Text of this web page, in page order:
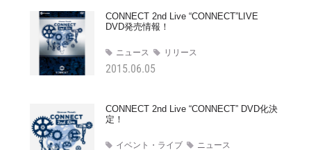
2015.06.05
CONNECT 2nd Live “CONNECT”LIVE
DVD発売情報！
ニュース リリース
CONNECT 2nd Live “CONNECT” DVD化決
定！
イベント・ライブ ニュース